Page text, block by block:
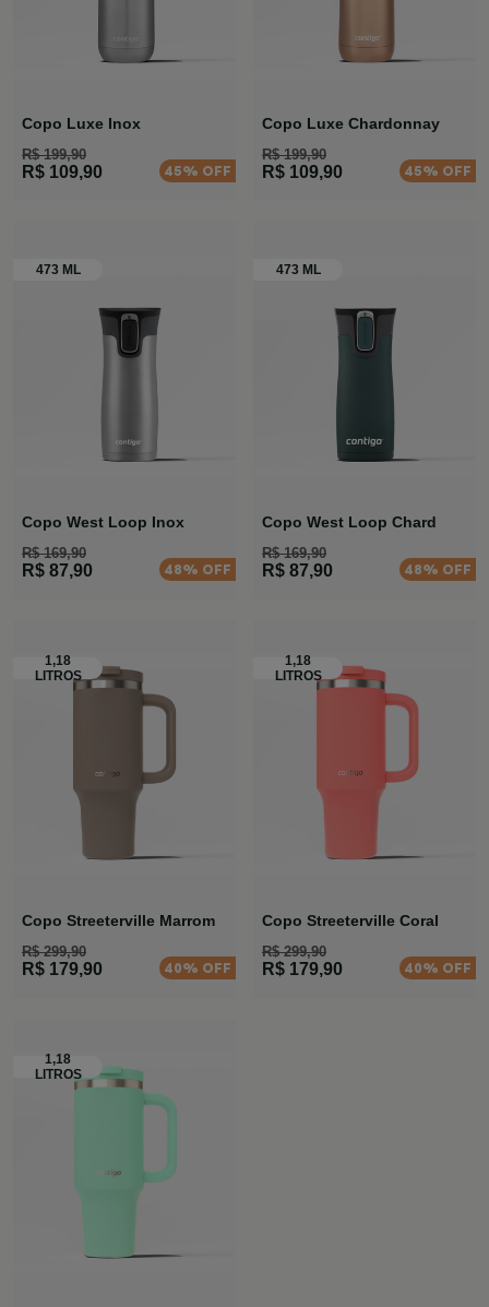
Copo Luxe Inox
R$ 199,90
R$ 109,90 45% OFF
Copo Luxe Chardonnay
R$ 199,90
R$ 109,90 45% OFF
Copo West Loop Inox
R$ 169,90
R$ 87,90 48% OFF
Copo West Loop Chard
R$ 169,90
R$ 87,90 48% OFF
Copo Streeterville Marrom
R$ 299,90
R$ 179,90 40% OFF
Copo Streeterville Coral
R$ 299,90
R$ 179,90 40% OFF